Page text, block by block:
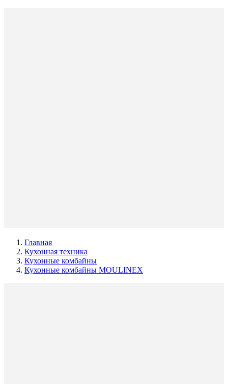
Главная
Кухонная техника
Кухонные комбайны
Кухонные комбайны MOULINEX